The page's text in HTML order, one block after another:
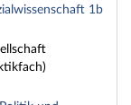
1b